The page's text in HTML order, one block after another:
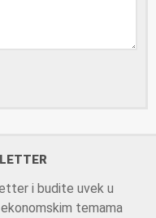
i budite uvek u
temama